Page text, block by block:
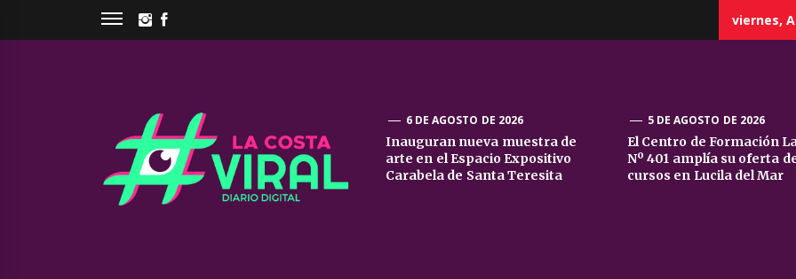
INSTAGRAM
viernes,
La
Costa
6 DE AGOSTO DE 2026
Inauguran nueva muestra de
arte en el Espacio Expositivo
Carabela de Santa Teresita
5 DE AGOSTO DE 2026
El Centro de Formación
Nº 401 amplía su oferta
cursos en Lucila del Mar